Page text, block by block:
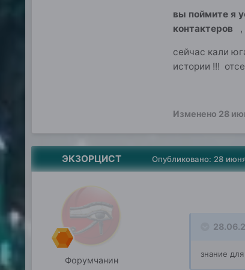
вы
контактеров
сейчас кали
истории !!!
Изменено 28
ЭКЗОРЦИСТ
Форумчанин
Опубликовано: 28
знание